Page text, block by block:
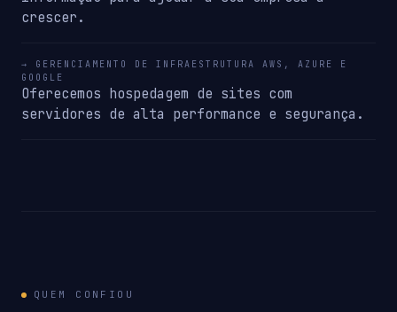
crescer.
→ GERENCIAMENTO DE INFRAESTRUTURA AWS, AZURE E
GOOGLE
Oferecemos hospedagem de sites com
servidores de alta performance e segurança.
QUEM CONFIOU